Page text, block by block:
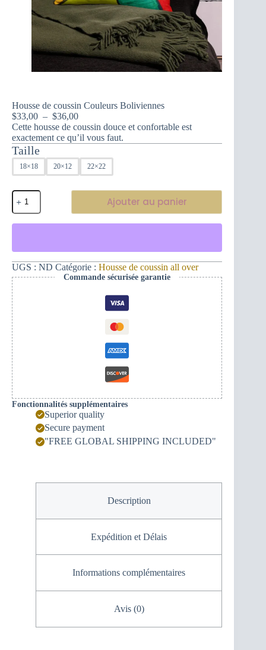
Housse de coussin Couleurs Boliviennes
$33,00 – $36,00Plage
de
prix :
à
$36,00
Cette housse de coussin douce et confortable est
exactement ce qu’il vous faut.
Taille
18×18 20×12 22×22
quantité
de
Housse
de
Boliviennes
Ajouter au panier
UGS : ND Catégorie : Housse de coussin all over
Commande sécurisée garantie
Fonctionnalités supplémentaires
Superior quality
Secure payment
"FREE GLOBAL SHIPPING INCLUDED"
Description
Expédition et Délais
Informations complémentaires
Avis (0)